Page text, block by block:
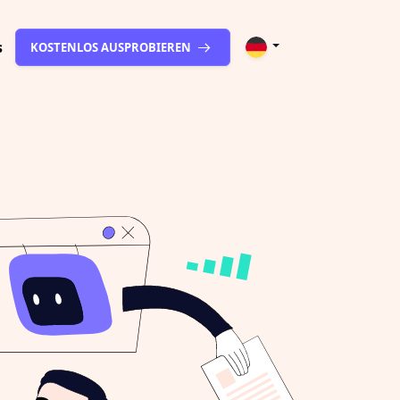
KOSTENLOS AUSPROBIEREN